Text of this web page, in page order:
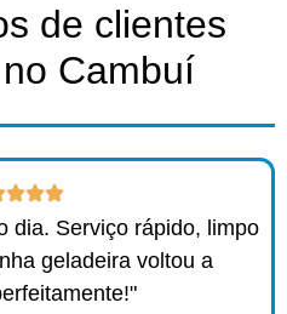
de clientes
Cambuí
dia. Serviço rápido, limpo
geladeira voltou a